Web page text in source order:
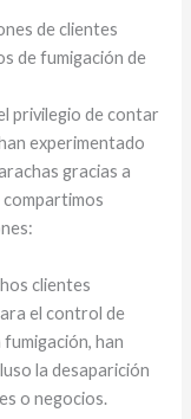
de clientes
de fumigación de
privilegio de contar
experimentado
gracias a
clientes
el control de
han
la desaparición
o negocios.